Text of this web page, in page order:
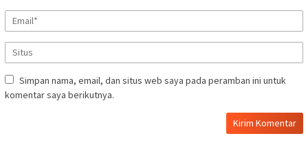
Simpan nama, email, dan situs web saya pada peramban ini untuk
komentar saya berikutnya.